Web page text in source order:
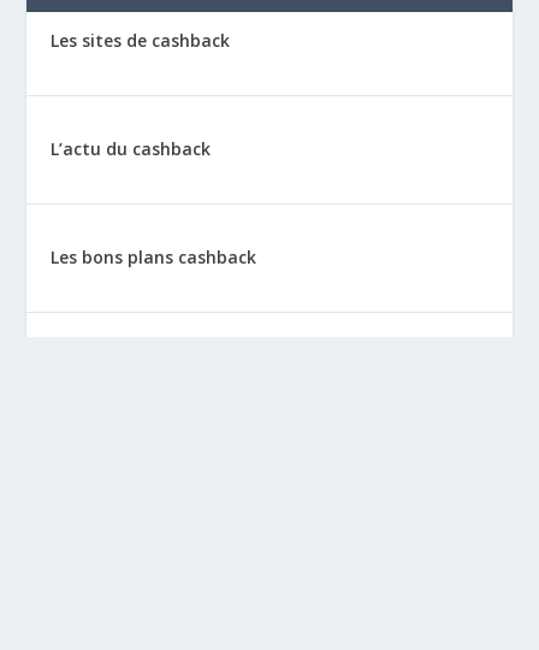
Les sites de cashback
L’actu du cashback
Les bons plans cashback